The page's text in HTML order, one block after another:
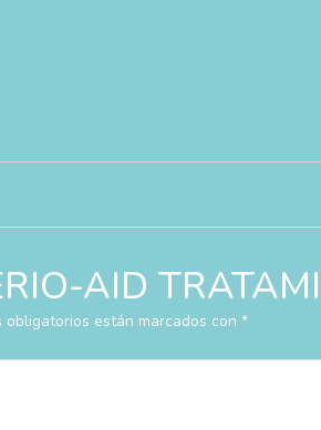
AID
obligatorios están marcados con *